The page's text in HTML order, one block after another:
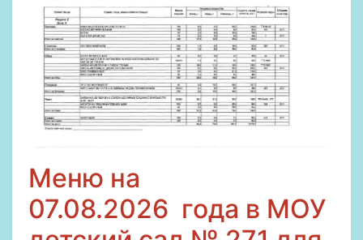
Меню на
07.08.2026 года в МОУ